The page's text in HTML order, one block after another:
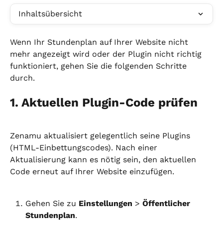
Inhaltsübersicht
Wenn Ihr Stundenplan auf Ihrer Website nicht
mehr angezeigt wird oder der Plugin nicht richtig
funktioniert, gehen Sie die folgenden Schritte
durch.
1. Aktuellen Plugin-Code prüfen
Zenamu aktualisiert gelegentlich seine Plugins
(HTML-Einbettungscodes). Nach einer
Aktualisierung kann es nötig sein, den aktuellen
Code erneut auf Ihrer Website einzufügen.
Gehen Sie zu Einstellungen > Öffentlicher
Stundenplan.